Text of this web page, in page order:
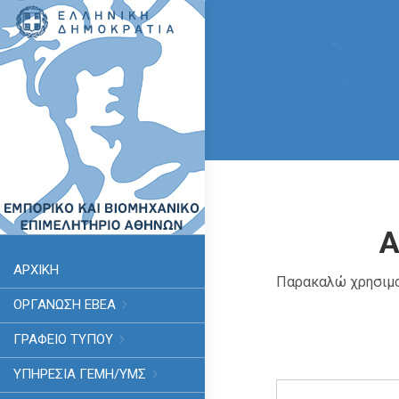
ΑΡΧΙΚΗ
ΟΡΓΑΝΩΣΗ ΕΒΕΑ
ΓΡΑΦΕΙΟ ΤΥΠΟΥ
ΥΠΗΡΕΣΊΑ ΓΕΜΗ/ΥΜΣ
Παρακαλώ
Search